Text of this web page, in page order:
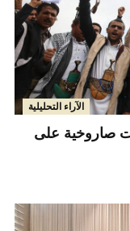
الآراء التحليلية
صاروخية على